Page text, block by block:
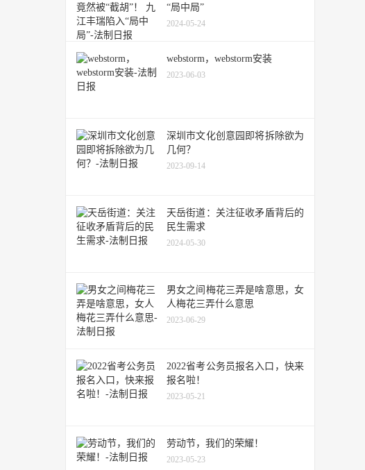
“局中局”
2024-05-24
webstorm，webstorm安装
2023-06-03
深圳市文化创意园即将拆除欲为
几何？
2023-09-14
天岳街道：关注征收矛盾背后的
民生需求
2024-05-30
男女之间梅花三弄是啥意思，女
人梅花三弄什么意思
2023-06-29
2022省考公务员报名入口，快来
报名啦！
2023-05-21
劳动节，我们的荣耀！
2023-05-23